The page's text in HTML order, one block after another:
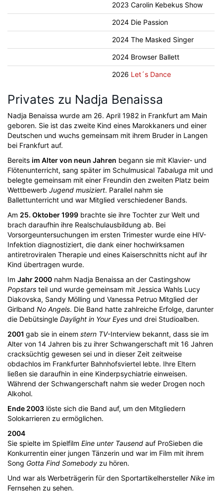
2023 Carolin Kebekus Show
2024 Die Passion
2024 The Masked Singer
2024 Browser Ballett
2026 Let´s Dance
Privates zu Nadja Benaissa
Nadja Benaissa wurde am 26. April 1982 in Frankfurt am Main
geboren. Sie ist das zweite Kind eines Marokkaners und einer
Deutschen und wuchs gemeinsam mit ihrem Bruder in Langen
bei Frankfurt auf.
Bereits im Alter von neun Jahren begann sie mit Klavier- und
Flötenunterricht, sang später im Schulmusical Tabaluga mit und
belegte gemeinsam mit einer Freundin den zweiten Platz beim
Wettbewerb Jugend musiziert. Parallel nahm sie
Ballettunterricht und war Mitglied verschiedener Bands.
Am 25. Oktober 1999 brachte sie ihre Tochter zur Welt und
brach daraufhin ihre Realschulausbildung ab. Bei
Vorsorgeuntersuchungen im ersten Trimester wurde eine HIV-
Infektion diagnostiziert, die dank einer hochwirksamen
antiretroviralen Therapie und eines Kaiserschnitts nicht auf ihr
Kind übertragen wurde.
Im Jahr 2000 nahm Nadja Benaissa an der Castingshow
Popstars teil und wurde gemeinsam mit Jessica Wahls Lucy
Diakovska, Sandy Mölling und Vanessa Petruo Mitglied der
Girlband No Angels. Die Band hatte zahlreiche Erfolge, darunter
die Debütsingle Daylight in Your Eyes und drei Studioalben.
2001 gab sie in einem stern TV-Interview bekannt, dass sie im
Alter von 14 Jahren bis zu ihrer Schwangerschaft mit 16 Jahren
cracksüchtig gewesen sei und in dieser Zeit zeitweise
obdachlos im Frankfurter Bahnhofsviertel lebte. Ihre Eltern
ließen sie daraufhin in eine Kinderpsychiatrie einweisen.
Während der Schwangerschaft nahm sie weder Drogen noch
Alkohol.
Ende 2003 löste sich die Band auf, um den Mitgliedern
Solokarrieren zu ermöglichen.
2004
Sie spielte im Spielfilm Eine unter Tausend auf ProSieben die
Konkurrentin einer jungen Tänzerin und war im Film mit ihrem
Song Gotta Find Somebody zu hören.
Und war als Werbeträgerin für den Sportartikelhersteller Nike im
Fernsehen zu sehen.